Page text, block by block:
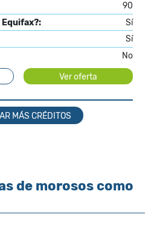
90
Equifax?:
Sí
Sí
No
Ver oferta
MÁS CRÉDITOS
de morosos como